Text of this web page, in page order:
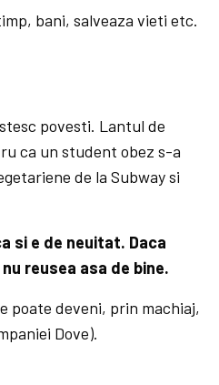
bani, salveaza vieti etc.
povesti. Lantul de
ca un student obez s-a
de la Subway si
si e de neuitat. Daca
reusea asa de bine.
poate deveni, prin machiaj,
Dove).